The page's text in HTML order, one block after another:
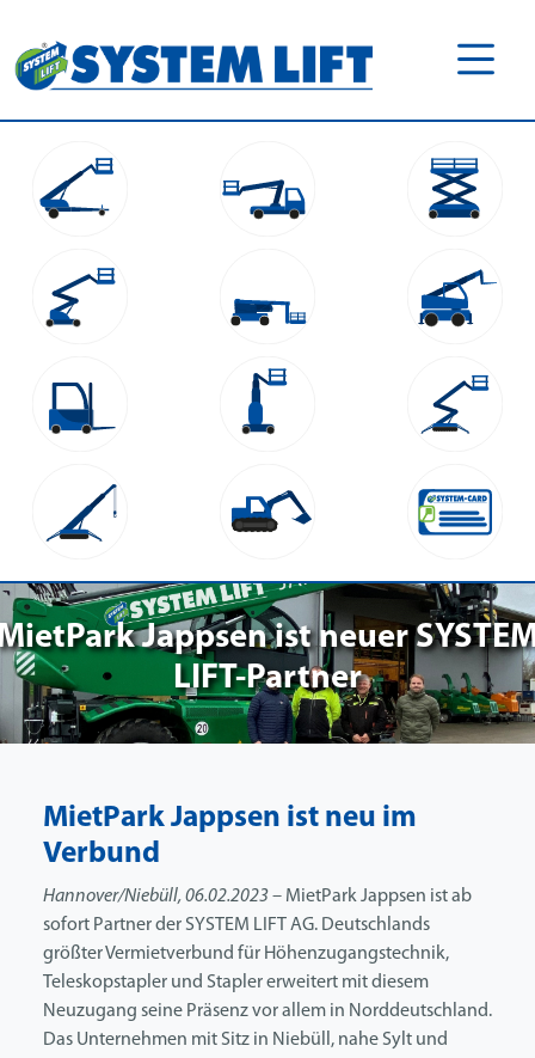
Jappsen ist neuer
LIFT-Partner
MietPark Jappsen ist neu im
Verbund
Hannover/Niebüll, 06.02.2023 – MietPark Jappsen ist ab
sofort Partner der SYSTEM LIFT AG. Deutschlands
größter Vermietverbund für Höhenzugangstechnik,
Teleskopstapler und Stapler erweitert mit diesem
Neuzugang seine Präsenz vor allem in Norddeutschland.
Das Unternehmen mit Sitz in Niebüll, nahe Sylt und